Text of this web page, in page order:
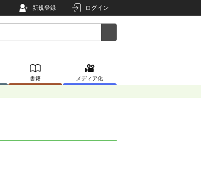
新規登録 ログイン
書籍 メディア化